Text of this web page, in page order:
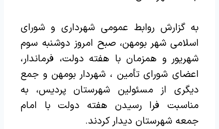
به گزارش روابط عمومی شهرداری و شورای
اسلامی شهر بومهن، صبح امروز دوشنبه سوم
شهریور‌ و همزمان با هفته دولت، فرماندار،
اعضای شورای تأمین ، شهردار بومهن و جمع
دیگری از مسئولین شهرستان پردیس، به
مناسبت فرا رسیدن هفته دولت با امام
جمعه شهرستان دیدار کردند.